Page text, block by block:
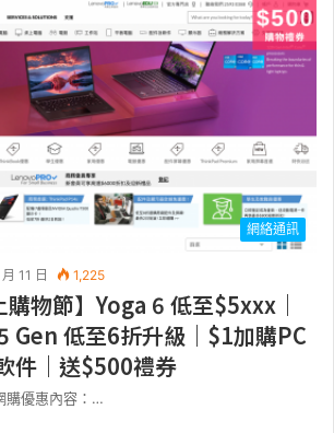
網絡通訊
11 日 1,225
物節】Yoga 6 低至$5xxx｜
Gen 低至6折升級｜$1加購PC
件｜送$500禮券
購優惠內容：…